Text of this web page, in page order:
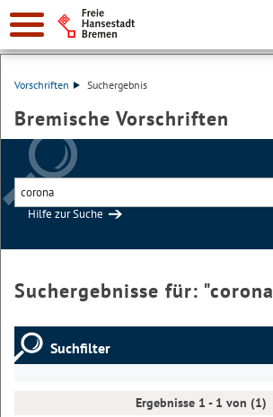
Vorschriften Suchergebnis
Bremische Vorschriften
Hilfe zur Suche
Suchergebnisse für: "corona
Suchfilter
Ergebnisse 1 - 1 von (1)